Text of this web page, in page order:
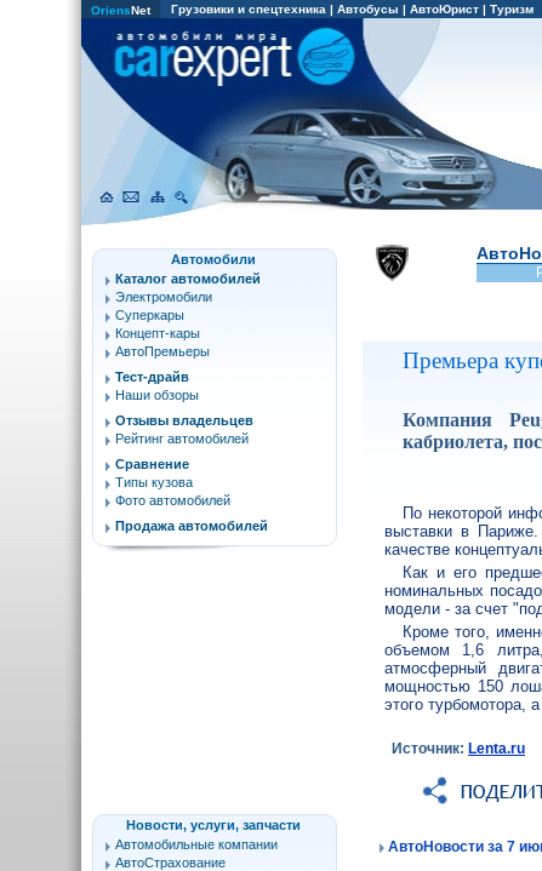
OriensNet Грузовики и спецтехника | Автобусы | АвтоЮрист | Туризм
Премьера
Компания
кабриолета,
По некоторой
выставки в
качестве
Как и его
номинальных
модели - за счет
Кроме того,
объемом 1,6
атмосферный
мощностью 150
этого турбомотора,
Источник:Lenta.ru
АвтоНовости за 7
Автомобили
Каталог автомобилей
Электромобили
Суперкары
Концепт-кары
АвтоПремьеры
Тест-драйв
Наши обзоры
Отзывы владельцев
Рейтинг автомобилей
Сравнение
Типы кузова
Фото автомобилей
Продажа автомобилей
Новости, услуги, запчасти
Автомобильные компании
АвтоСтрахование